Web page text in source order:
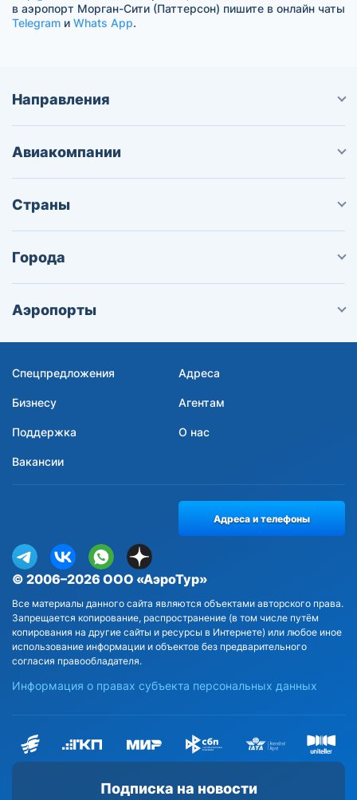
в аэропорт Морган-Сити (Паттерсон) пишите в онлайн чаты
Telegram и Whats App.
Направления
Авиакомпании
Страны
Города
Аэропорты
Спецпредложения Адреса
Бизнесу Агентам
Поддержка О нас
Вакансии
Подписка на новости
© 2006–2026 ООО «АэроТур»
Все материалы данного сайта являются объектами авторского права.
Запрещается копирование, распространение (в том числе путём
копирования на другие сайты и ресурсы в Интернете) или любое иное
использование информации и объектов без предварительного
согласия правообладателя.
Информация о правах субъекта персональных данных
Адреса и телефоны